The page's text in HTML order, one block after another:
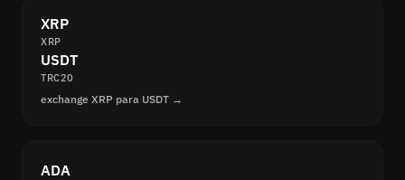
XRP
XRP
USDT
TRC20
exchange XRP para USDT →
ADA